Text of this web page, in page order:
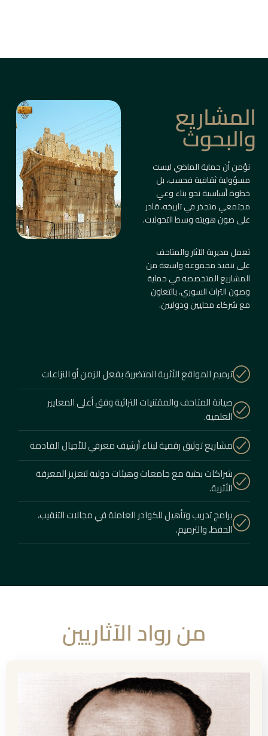
المشاريع
والبحوث
نؤمن أن حماية الماضي ليست
مسؤولية ثقافية فحسب، بل
خطوة أساسية نحو بناء وعي
مجتمعي متجذر في تاريخه، قادر
على صون هويته وسط التحولات.
تعمل مديرية الآثار والمتاحف
على تنفيذ مجموعة واسعة من
المشاريع المتخصصة في حماية
وصون التراث السوري، بالتعاون
مع شركاء محليين ودوليين.
ترميم المواقع الأثرية المتضررة بفعل الزمن أو النزاعات
صيانة المتاحف والمقتنيات التراثية وفق أعلى المعايير
العلمية.
مشاريع توثيق رقمية لبناء أرشيف معرفي للأجيال القادمة
شراكات بحثية مع جامعات وهيئات دولية لتعزيز المعرفة
الأثرية.
برامج تدريب وتأهيل للكوادر العاملة في مجالات التنقيب،
الحفظ، والترميم.
من رواد الآثاريين